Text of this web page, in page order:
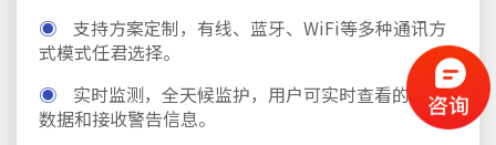
◉
支持方案定制，有线、蓝牙、WiFi等多种通讯方
式模式任君选择。
◉
实时监测，全天候监护，用户可实时查看的健康
数据和接收警告信息。